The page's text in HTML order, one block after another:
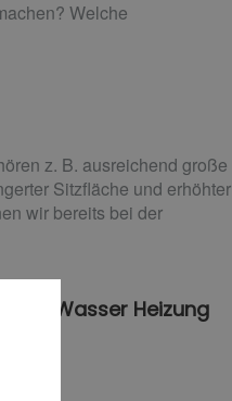
Welche
z. B. ausreichend große
Sitzfläche und erhöhter
wir bereits bei der
Wasser Heizung